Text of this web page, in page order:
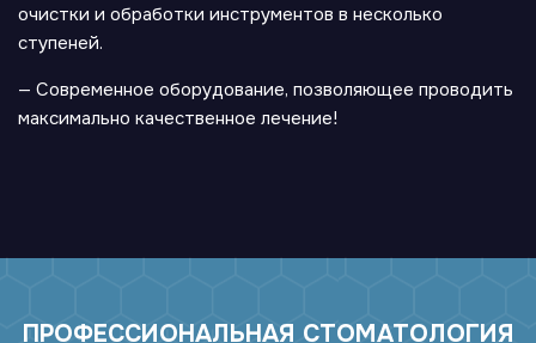
очистки и обработки инструментов в несколько
ступеней.
— Современное оборудование, позволяющее проводить
максимально качественное лечение!
ПРОФЕССИОНАЛЬНАЯ СТОМАТОЛОГИЯ